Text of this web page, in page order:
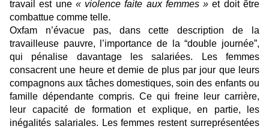
travail est une « violence faite aux femmes » et doit être
combattue comme telle.
Oxfam n’évacue pas, dans cette description de la
travailleuse pauvre, l’importance de la “double journée”,
qui pénalise davantage les salariées. Les femmes
consacrent une heure et demie de plus par jour que leurs
compagnons aux tâches domestiques, soin des enfants ou
famille dépendante compris. Ce qui freine leur carrière,
leur capacité de formation et explique, en partie, les
inégalités salariales. Les femmes restent surreprésentées